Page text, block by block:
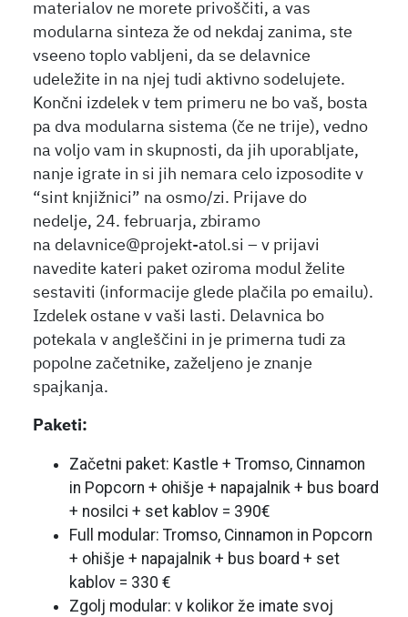
materialov ne morete privoščiti, a vas
modularna sinteza že od nekdaj zanima, ste
vseeno toplo vabljeni, da se delavnice
udeležite in na njej tudi aktivno sodelujete.
Končni izdelek v tem primeru ne bo vaš, bosta
pa dva modularna sistema (če ne trije), vedno
na voljo vam in skupnosti, da jih uporabljate,
nanje igrate in si jih nemara celo izposodite v
“sint knjižnici” na osmo/zi. Prijave do
nedelje, 24. februarja, zbiramo
na delavnice@projekt-atol.si – v prijavi
navedite kateri paket oziroma modul želite
sestaviti (informacije glede plačila po emailu).
Izdelek ostane v vaši lasti. Delavnica bo
potekala v angleščini in je primerna tudi za
popolne začetnike, zaželjeno je znanje
spajkanja.
Paketi:
Začetni paket: Kastle + Tromso, Cinnamon
in Popcorn + ohišje + napajalnik + bus board
+ nosilci + set kablov = 390€
Full modular: Tromso, Cinnamon in Popcorn
+ ohišje + napajalnik + bus board + set
kablov = 330 €
Zgolj modular: v kolikor že imate svoj